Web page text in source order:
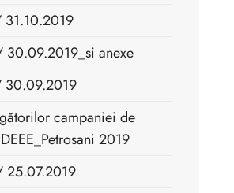
30.09.2019_si anexe
30.09.2019
campaniei de
2019
25.07.2019